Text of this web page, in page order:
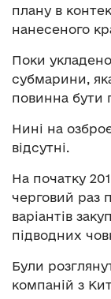
плану в
нанесеного
Поки
субмарини,
повинна бути
Нині на
відсутні.
На початку
черговий раз
варіантів
підводних
Були
компаній з